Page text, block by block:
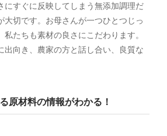
にすぐに反映してしまう無添加調理だ
大切です。お母さんが一つひとつじっ
私たちも素材の良さにこだわります。
出向き、農家の方と話し合い、良質な
原材料の情報がわかる！